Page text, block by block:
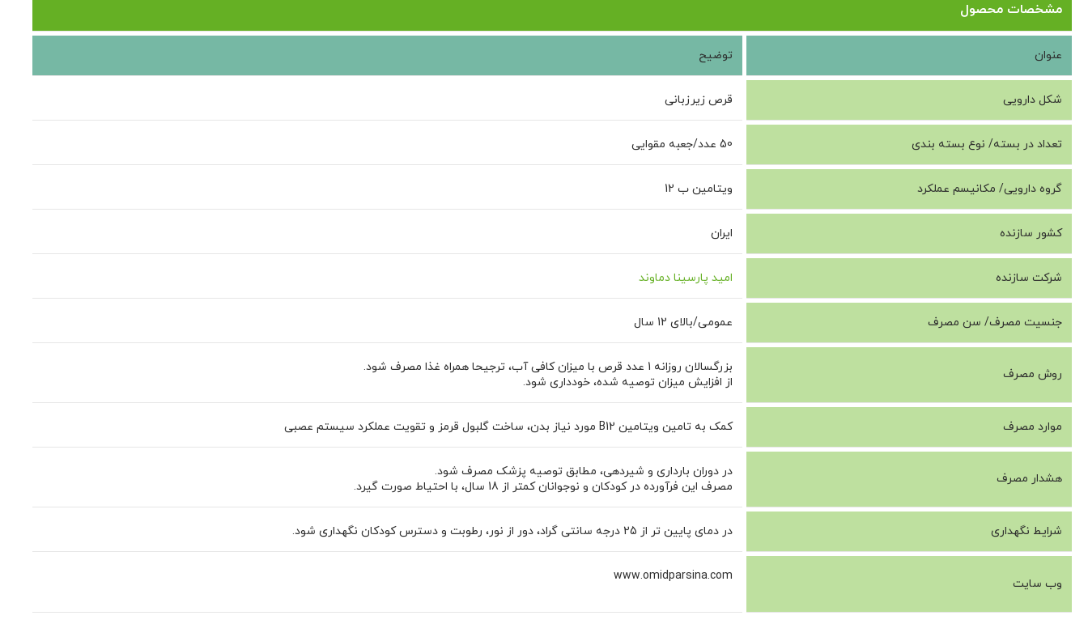
مشخصات محصول
عنوان توضیح
شکل دارویی قرص زیرزبانی
تعداد در بسته/ نوع بسته بندی 50 عدد/جعبه مقوایی
گروه دارویی/ مکانیسم عملکرد ویتامین ب 12
کشور سازنده ایران
شرکت سازنده امید پارسینا دماوند
جنسیت مصرف/ سن مصرف عمومی/بالای 12 سال
روش مصرف
بزرگسالان روزانه 1 عدد قرص با میزان کافی آب، ترجیحا همراه غذا مصرف شود.
از افزایش میزان توصیه شده، خودداری شود.
موارد مصرف کمک به تامین ویتامین B12 مورد نیاز بدن، ساخت گلبول قرمز و تقویت عملکرد سیستم عصبی
هشدار مصرف
در دوران بارداری و شیردهی، مطابق توصیه پزشک مصرف شود.
مصرف این فرآورده در کودکان و نوجوانان کمتر از 18 سال، با احتیاط صورت گیرد.
شرایط نگهداری در دمای پایین تر از 25 درجه سانتی گراد، دور از نور، رطوبت و دسترس کودکان نگهداری شود.
وب سایت
www.omidparsina.com